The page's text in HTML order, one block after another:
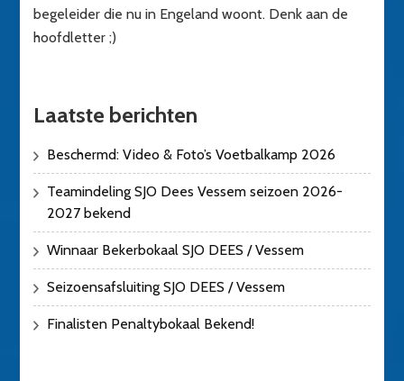
begeleider die nu in Engeland woont. Denk aan de
hoofdletter ;)
Laatste berichten
Beschermd: Video & Foto’s Voetbalkamp 2026
Teamindeling SJO Dees Vessem seizoen 2026-
2027 bekend
Winnaar Bekerbokaal SJO DEES / Vessem
Seizoensafsluiting SJO DEES / Vessem
Finalisten Penaltybokaal Bekend!